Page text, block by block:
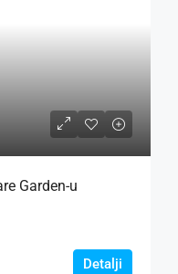
Garden-u
Detalji